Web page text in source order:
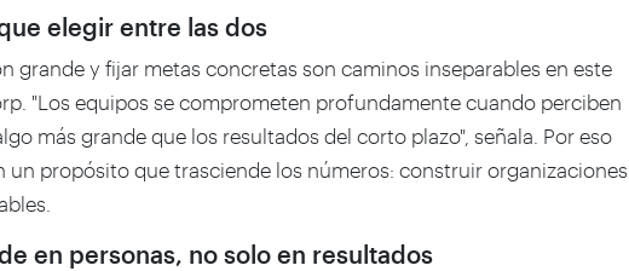
elegir entre las dos
grande y fijar metas concretas son caminos inseparables en este
"Los equipos se comprometen profundamente cuando perciben
más grande que los resultados del corto plazo", señala. Por eso
propósito que trasciende los números: construir organizaciones
en personas, no solo en resultados